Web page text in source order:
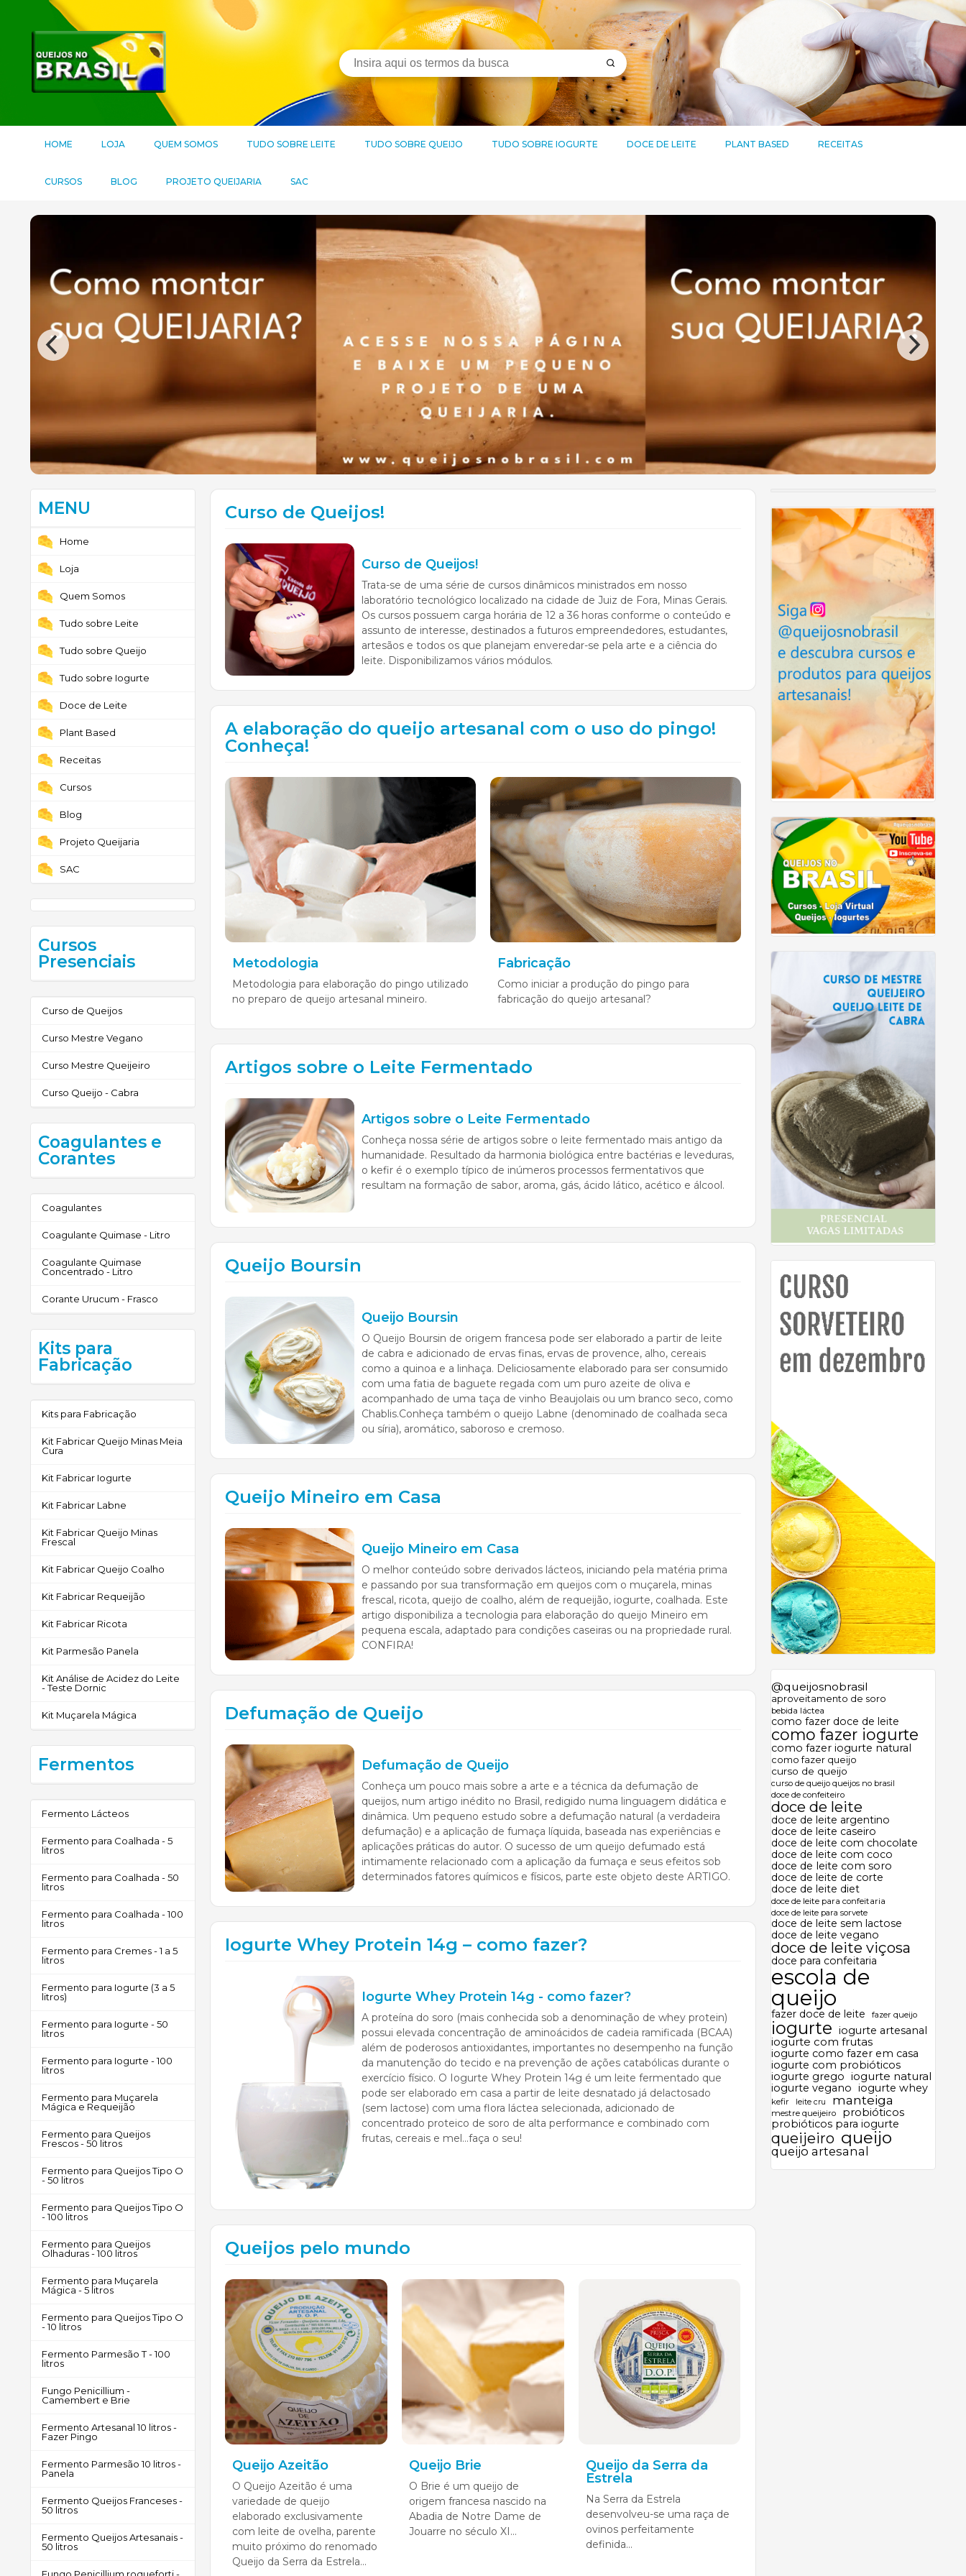
HOME LOJA QUEM SOMOS TUDO SOBRE LEITE TUDO SOBRE QUEIJO TUDO SOBRE IOGURTE DOCE DE LEITE PLANT BASED RECEITAS
CURSOS BLOG PROJETO QUEIJARIA SAC
MENU
Home
Loja
Quem Somos
Tudo sobre Leite
Tudo sobre Queijo
Tudo sobre Iogurte
Doce de Leite
Plant Based
Receitas
Cursos
Blog
Projeto Queijaria
SAC
Cursos
Presenciais
Curso de Queijos
Curso Mestre Vegano
Curso Mestre Queijeiro
Curso Queijo - Cabra
Coagulantes e
Corantes
Coagulantes
Coagulante Quimase - Litro
Coagulante Quimase
Concentrado - Litro
Corante Urucum - Frasco
Kits para
Fabricação
Kits para Fabricação
Kit Fabricar Queijo Minas Meia
Cura
Kit Fabricar Iogurte
Kit Fabricar Labne
Kit Fabricar Queijo Minas
Frescal
Kit Fabricar Queijo Coalho
Kit Fabricar Requeijão
Kit Fabricar Ricota
Kit Parmesão Panela
Kit Análise de Acidez do Leite
- Teste Dornic
Kit Muçarela Mágica
Fermentos
Fermento Lácteos
Fermento para Coalhada - 5
litros
Fermento para Coalhada - 50
litros
Fermento para Coalhada - 100
litros
Fermento para Cremes - 1 a 5
litros
Fermento para Iogurte (3 a 5
litros)
Fermento para Iogurte - 50
litros
Fermento para Iogurte - 100
litros
Fermento para Muçarela
Mágica e Requeijão
Fermento para Queijos
Frescos - 50 litros
Fermento para Queijos Tipo O
- 50 litros
Fermento para Queijos Tipo O
- 100 litros
Fermento para Queijos
Olhaduras - 100 litros
Fermento para Muçarela
Mágica - 5 litros
Fermento para Queijos Tipo O
- 10 litros
Fermento Parmesão T - 100
litros
Fungo Penicillium -
Camembert e Brie
Fermento Artesanal 10 litros -
Fazer Pingo
Fermento Parmesão 10 litros -
Panela
Fermento Queijos Franceses -
50 litros
Fermento Queijos Artesanais -
50 litros
Curso de Queijos!
Curso de Queijos!
Trata-se de uma série de cursos dinâmicos ministrados em nosso
laboratório tecnológico localizado na cidade de Juiz de Fora, Minas Gerais.
Os cursos possuem carga horária de 12 a 36 horas conforme o conteúdo e
assunto de interesse, destinados a futuros empreendedores, estudantes,
artesãos e todos os que planejam enveredar-se pela arte e a ciência do
leite. Disponibilizamos vários módulos.
A elaboração do queijo artesanal com o uso do pingo!
Conheça!
Metodologia
Metodologia para elaboração do pingo utilizado
no preparo de queijo artesanal mineiro.
Fabricação
Como iniciar a produção do pingo para
fabricação do queijo artesanal?
Artigos sobre o Leite Fermentado
Artigos sobre o Leite Fermentado
Conheça nossa série de artigos sobre o leite fermentado mais antigo da
humanidade. Resultado da harmonia biológica entre bactérias e leveduras,
o kefir é o exemplo típico de inúmeros processos fermentativos que
resultam na formação de sabor, aroma, gás, ácido lático, acético e álcool.
Queijo Boursin
Queijo Boursin
O Queijo Boursin de origem francesa pode ser elaborado a partir de leite
de cabra e adicionado de ervas finas, ervas de provence, alho, cereais
como a quinoa e a linhaça. Deliciosamente elaborado para ser consumido
com uma fatia de baguete regada com um puro azeite de oliva e
acompanhado de uma taça de vinho Beaujolais ou um branco seco, como
Chablis.Conheça também o queijo Labne (denominado de coalhada seca
ou síria), aromático, saboroso e cremoso.
Queijo Mineiro em Casa
Queijo Mineiro em Casa
O melhor conteúdo sobre derivados lácteos, iniciando pela matéria prima
e passando por sua transformação em queijos com o muçarela, minas
frescal, ricota, queijo de coalho, além de requeijão, iogurte, coalhada. Este
artigo disponibiliza a tecnologia para elaboração do queijo Mineiro em
pequena escala, adaptado para condições caseiras ou na propriedade rural.
CONFIRA!
Defumação de Queijo
Defumação de Queijo
Conheça um pouco mais sobre a arte e a técnica da defumação de
queijos, num artigo inédito no Brasil, redigido numa linguagem didática e
dinâmica. Um pequeno estudo sobre a defumação natural (a verdadeira
defumação) e a aplicação de fumaça líquida, baseada nas experiências e
aplicações práticas do autor. O sucesso de um queijo defumado está
intimamente relacionado com a aplicação da fumaça e seus efeitos sob
determinados fatores químicos e físicos, parte este objeto deste ARTIGO.
Iogurte Whey Protein 14g – como fazer?
Iogurte Whey Protein 14g - como fazer?
A proteína do soro (mais conhecida sob a denominação de whey protein)
possui elevada concentração de aminoácidos de cadeia ramificada (BCAA)
além de poderosos antioxidantes, importantes no desempenho na função
da manutenção do tecido e na prevenção de ações catabólicas durante o
exercício físico. O Iogurte Whey Protein 14g é um leite fermentado que
pode ser elaborado em casa a partir de leite desnatado já delactosado
(sem lactose) com uma flora láctea selecionada, adicionado de
concentrado proteico de soro de alta performance e combinado com
frutas, cereais e mel...faça o seu!
Queijos pelo mundo
Queijo Azeitão
O Queijo Azeitão é uma
variedade de queijo
elaborado exclusivamente
com leite de ovelha, parente
muito próximo do renomado
Queijo da Serra da Estrela...
Queijo Brie
O Brie é um queijo de
origem francesa nascido na
Abadia de Notre Dame de
Jouarre no século XI...
Queijo da Serra da
Estrela
Na Serra da Estrela
desenvolveu-se uma raça de
ovinos perfeitamente
definida...
@queijosnobrasil
aproveitamento de soro
bebida láctea
como fazer doce de leite
como fazer iogurte
como fazer iogurte natural
como fazer queijo
curso de queijo
curso de queijo queijos no brasil
doce de confeiteiro
doce de leite
doce de leite argentino
doce de leite caseiro
doce de leite com chocolate
doce de leite com coco
doce de leite com soro
doce de leite de corte
doce de leite diet
doce de leite para confeitaria
doce de leite para sorvete
doce de leite sem lactose
doce de leite vegano
doce de leite viçosa
doce para confeitaria
escola de
queijo
fazer doce de leite fazer queijo
iogurte iogurte artesanal
iogurte com frutas
iogurte como fazer em casa
iogurte com probióticos
iogurte grego iogurte natural
iogurte vegano iogurte whey
kefir leite cru manteiga
mestre queijeiro
probióticos
probióticos para iogurte
queijeiro queijo
queijo artesanal